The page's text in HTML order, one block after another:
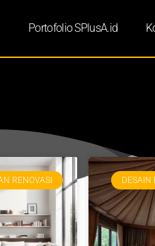
Portofolio SPlusA.id
RENOVASI DESAIN